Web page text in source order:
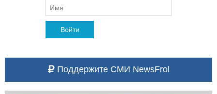
Войти
Поддержите СМИ NewsFrol